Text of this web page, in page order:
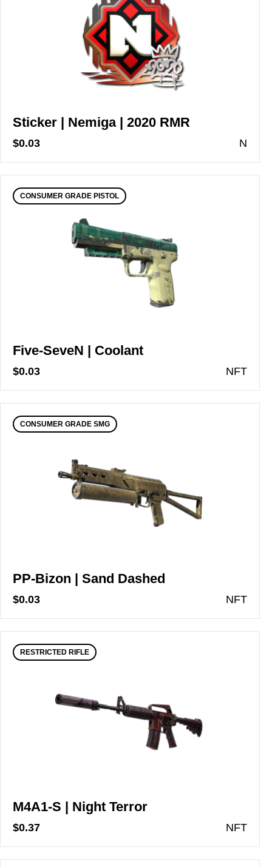
Sticker | Nemiga | 2020 RMR
$0.03 N
CONSUMER GRADE PISTOL
Five-SeveN | Coolant
$0.03 NFT
CONSUMER GRADE SMG
PP-Bizon | Sand Dashed
$0.03 NFT
RESTRICTED RIFLE
M4A1-S | Night Terror
$0.37 NFT